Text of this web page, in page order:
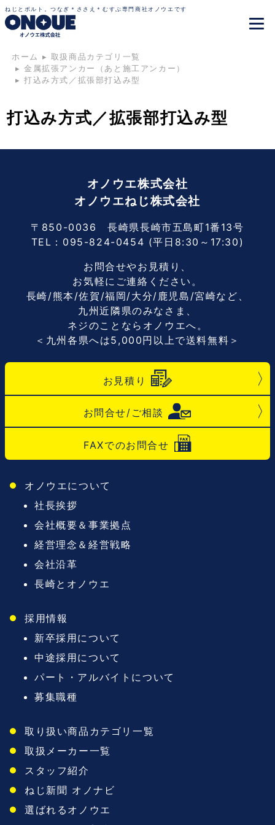
ねじとボルト。つなぎ＊ささえ＊むすぶ専門商社オノウエです
ホーム ▸ 取扱商品カテゴリ一覧
▸ 金属拡張アンカー（あと施工アンカー）
▸ 打込み方式／拡張部打込み型
打込み方式／拡張部打込み型
オノウエ株式会社
オノウエねじ株式会社
〒850-0036 長崎県長崎市五島町1番13号
TEL： 095-824-0454 (平日8:30～17:30)
お問合せやお見積り、
お気軽にご連絡ください。
長崎/熊本/佐賀/福岡/大分/鹿児島/宮崎など、
九州近隣県のみなさま、
ネジのことならオノウエへ。
＜九州各県へは5,000円以上で送料無料＞
お見積り
お問合せ/ご相談
FAXでのお問合せ
オノウエについて
社長挨拶
会社概要＆事業拠点
経営理念＆経営戦略
会社沿革
長崎とオノウエ
採用情報
新卒採用について
中途採用について
パート・アルバイトについて
募集職種
取り扱い商品カテゴリ一覧
取扱メーカー一覧
スタッフ紹介
ねじ新聞 オノナビ
選ばれるオノウエ